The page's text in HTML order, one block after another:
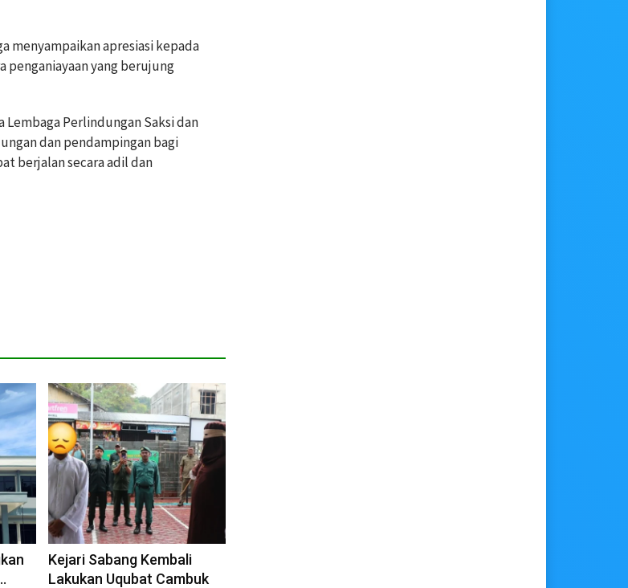
menyampaikan apresiasi kepada
penganiayaan yang berujung
Perlindungan Saksi dan
dan pendampingan bagi
berjalan secara adil dan
Kejari Sabang Kembali
Lakukan Uqubat Cambuk